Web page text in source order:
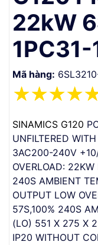
22kW
Mã hàng:
☆
☆
☆
☆
SINAMICS G120
UNFILTERED
3AC200-240V
OVERLOAD:
240S AMBIENT
OUTPUT LOW
57S,100% 240S
(LO) 551 X 275 X
IP20 WITHOUT